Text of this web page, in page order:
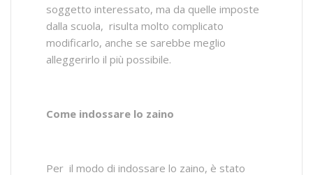
soggetto interessato, ma da quelle imposte
dalla scuola, risulta molto complicato
modificarlo, anche se sarebbe meglio
alleggerirlo il più possibile.
Come indossare lo zaino
Per il modo di indossare lo zaino, è stato